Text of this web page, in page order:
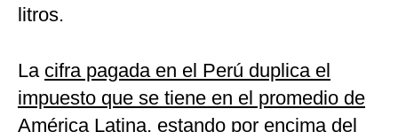
litros.
La cifra pagada en el Perú duplica el
impuesto que se tiene en el promedio de
América Latina, estando por encima del